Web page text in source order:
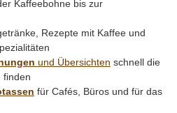
Kaffeebohne bis zur
Rezepte mit Kaffee und
und Übersichten schnell die
finden
für Cafés, Büros und für das